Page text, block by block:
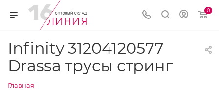
0
Infinity 31204120577
Drassa трусы стринг
Главная